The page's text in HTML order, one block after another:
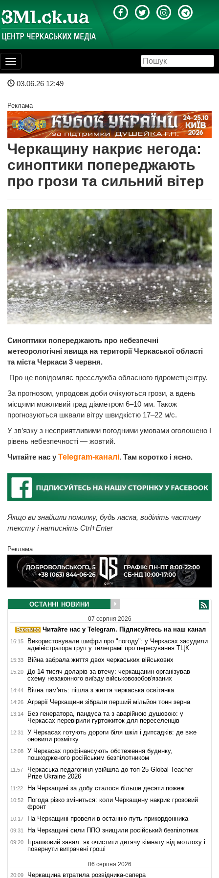
Toggle
navigation
03.06.26 12:49
Реклама
Черкащину накриє негода:
синоптики попереджають
про грози та сильний вітер
Синоптики попереджають про небезпечні
метеорологічні явища на території Черкаської області
та міста Черкаси 3 червня.
Про це повідомляє пресслужба обласного гідрометцентру.
За прогнозом, упродовж доби очікуються грози, а вдень
місцями можливий град діаметром 6–10 мм. Також
прогнозуються шквали вітру швидкістю 17–22 м/с.
У зв’язку з несприятливими погодними умовами оголошено I
рівень небезпечності — жовтий.
Читайте нас у Telegram-каналі. Там коротко і ясно.
Якщо ви знайшли помилку, будь ласка, виділіть частину
тексту і натисніть Ctrl+Enter
Реклама
ОСТАННІ НОВИНИ
07 серпня 2026
Читайте нас у Telegram. Підписуйтесь на наш канал
16:15
Використовували шифри про "погоду": у Черкасах засудили
адміністратора груп у телеграмі про пересування ТЦК
15:33 Війна забрала життя двох черкаських військових
15:20
До 14 тисяч доларів за втечу: черкащанин організував
схему незаконного виїзду військовозобов'язаних
14:44 Вічна пам'ять: пішла з життя черкаська освітянка
14:26 Аграрії Черкащини зібрали перший мільйон тонн зерна
13:14
Без генератора, пандуса та з аварійною душовою: у
Черкасах перевірили гуртожиток для переселенців
12:31
У Черкасах готують дороги біля шкіл і дитсадків: де вже
оновили розмітку
12:08
У Черкасах профінансують обстеження будинку,
пошкодженого російським безпілотником
11:57
Черкаська педагогиня увійшла до топ-25 Global Teacher
Prize Ukraine 2026
11:22 На Черкащині за добу сталося більше десяти пожеж
10:52
Погода різко зміниться: коли Черкащину накриє грозовий
фронт
10:17 На Черкащині провели в останню путь прикордонника
09:31 На Черкащині сили ППО знищили російський безпілотник
09:20
Іграшковий завал: як очистити дитячу кімнату від мотлоху і
повернути витрачені гроші
06 серпня 2026
20:09 Черкащина втратила розвідника-сапера